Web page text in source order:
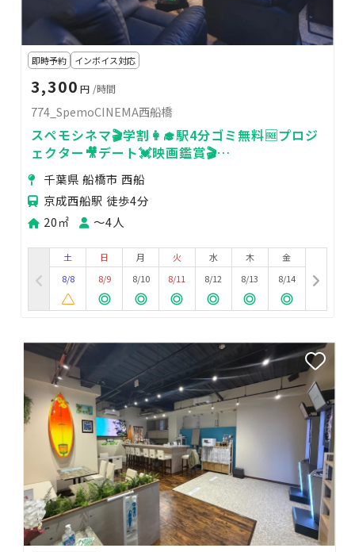
即時予約 インボイス対応
3,300 円 /時間
774_SpemoCINEMA西船橋
スペモシネマ🎬学割👩‍🎓駅4分ゴミ無料🆓プロジ
ェクター🎥デート💓映画鑑賞🎬
774_SpemoCINEMA西船橋
千葉県 船橋市 西船
京成西船駅 徒歩4分
20㎡
〜4人
土
8/8
日
8/9
月
8/10
火
8/11
水
8/12
木
8/13
金
8/14